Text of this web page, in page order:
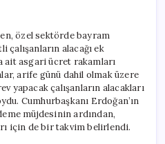
5.505
TL
Ek
Ödeme
Fırsatı
özel sektörde bayram
alacağı ek
ait asgari ücret rakamları
arife günü dahil olmak üzere
yapacak çalışanların alacakları
Cumhurbaşkanı Erdoğan’ın
müjdesinin ardından,
için de bir takvim belirlendi.